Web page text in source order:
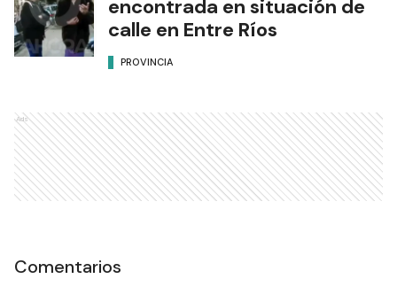
encontrada en situación de
calle en Entre Ríos
PROVINCIA
Ads
Comentarios